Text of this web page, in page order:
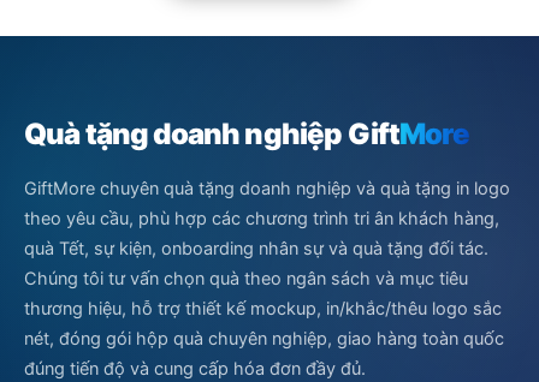
Quà tặng doanh nghiệp GiftMore
GiftMore chuyên quà tặng doanh nghiệp và quà tặng in logo
theo yêu cầu, phù hợp các chương trình tri ân khách hàng,
quà Tết, sự kiện, onboarding nhân sự và quà tặng đối tác.
Chúng tôi tư vấn chọn quà theo ngân sách và mục tiêu
thương hiệu, hỗ trợ thiết kế mockup, in/khắc/thêu logo sắc
nét, đóng gói hộp quà chuyên nghiệp, giao hàng toàn quốc
đúng tiến độ và cung cấp hóa đơn đầy đủ.